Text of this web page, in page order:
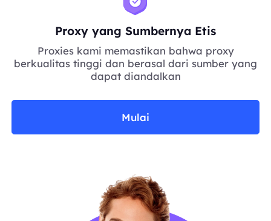
Proxy yang Sumbernya Etis
Proxies kami memastikan bahwa proxy
berkualitas tinggi dan berasal dari sumber yang
dapat diandalkan
Mulai